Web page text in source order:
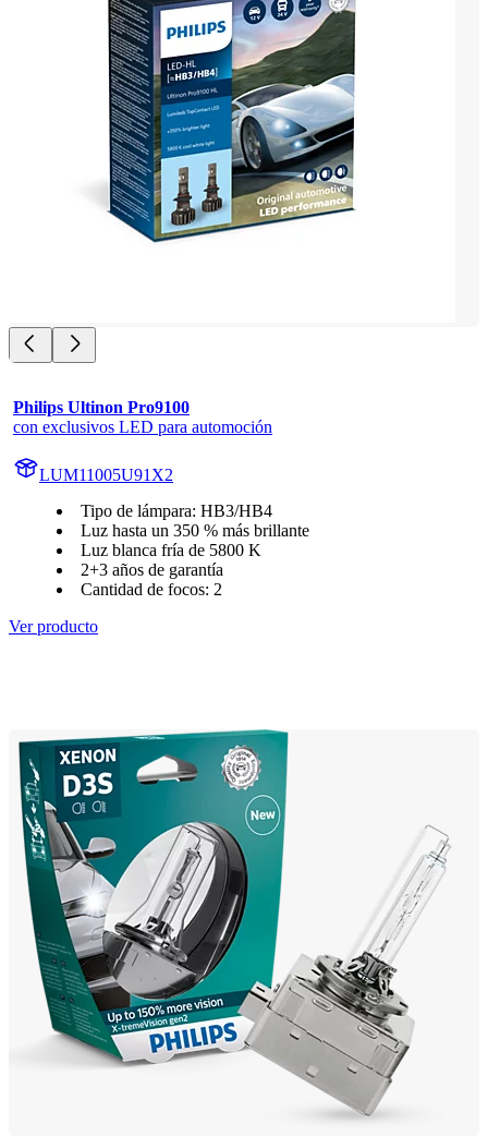
Philips Ultinon Pro9100
con exclusivos LED para automoción
LUM11005U91X2
Tipo de lámpara: HB3/HB4
Luz hasta un 350 % más brillante
Luz blanca fría de 5800 K
2+3 años de garantía
Cantidad de focos: 2
Ver producto